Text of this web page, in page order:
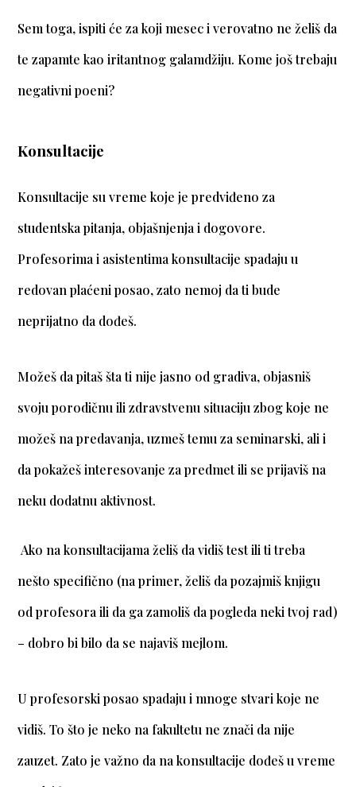
Sem toga, ispiti će za koji mesec i verovatno ne želiš da
te zapamte kao iritantnog galamdžiju. Kome još trebaju
negativni poeni?
Konsultacije
Konsultacije su vreme koje je predviđeno za
studentska pitanja, objašnjenja i dogovore.
Profesorima i asistentima konsultacije spadaju u
redovan plaćeni posao, zato nemoj da ti bude
neprijatno da dođeš.
Možeš da pitaš šta ti nije jasno od gradiva, objasniš
svoju porodičnu ili zdravstvenu situaciju zbog koje ne
možeš na predavanja, uzmeš temu za seminarski, ali i
da pokažeš interesovanje za predmet ili se prijaviš na
neku dodatnu aktivnost.
Ako na konsultacijama želiš da vidiš test ili ti treba
nešto specifično (na primer, želiš da pozajmiš knjigu
od profesora ili da ga zamoliš da pogleda neki tvoj rad)
– dobro bi bilo da se najaviš mejlom.
U profesorski posao spadaju i mnoge stvari koje ne
vidiš. To što je neko na fakultetu ne znači da nije
zauzet. Zato je važno da na konsultacije dođeš u vreme